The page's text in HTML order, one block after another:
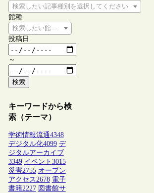
検索したい記事種別を選択してください
館種
検索したい館種を選択してください
投稿日
～
検索
キーワードから検
索（テーマ）
学術情報流通4348
デジタル化4099 デ
ジタルアーカイブ
3349 イベント 3015
災害2755 オープン
アクセス2678 電子
書籍2227 図書館サ